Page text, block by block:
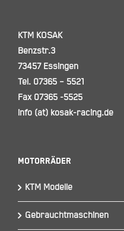
KTM KOSAK
Benzstr.3
73457 Essingen
Tel. 07365 – 5521
Fax 07365 -5525
info (at) kosak-racing.de
Motorräder
KTM Modelle
Gebrauchtmaschinen